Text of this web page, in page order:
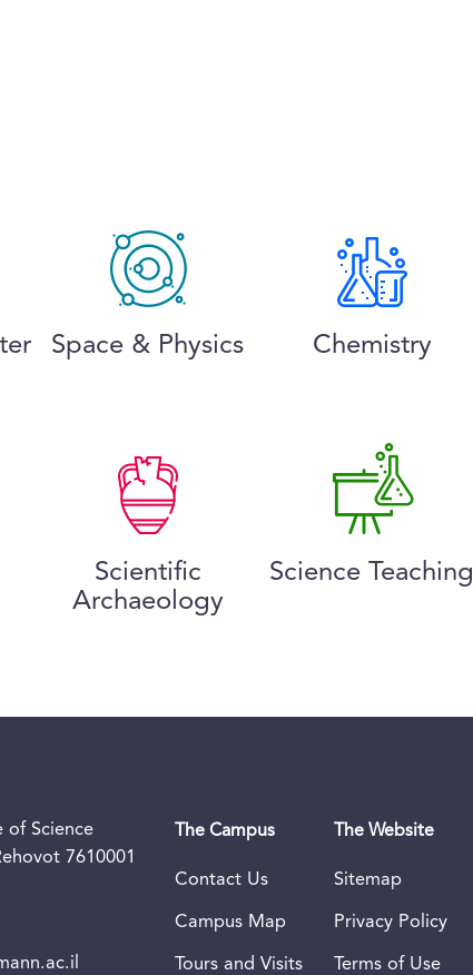
Space & Physics Chemistry
Scientific
Archaeology
Science Teaching
of Science
7610001
The Campus
Contact Us
Campus Map
Tours and Visits
The Website
Sitemap
Privacy Policy
Terms of Use